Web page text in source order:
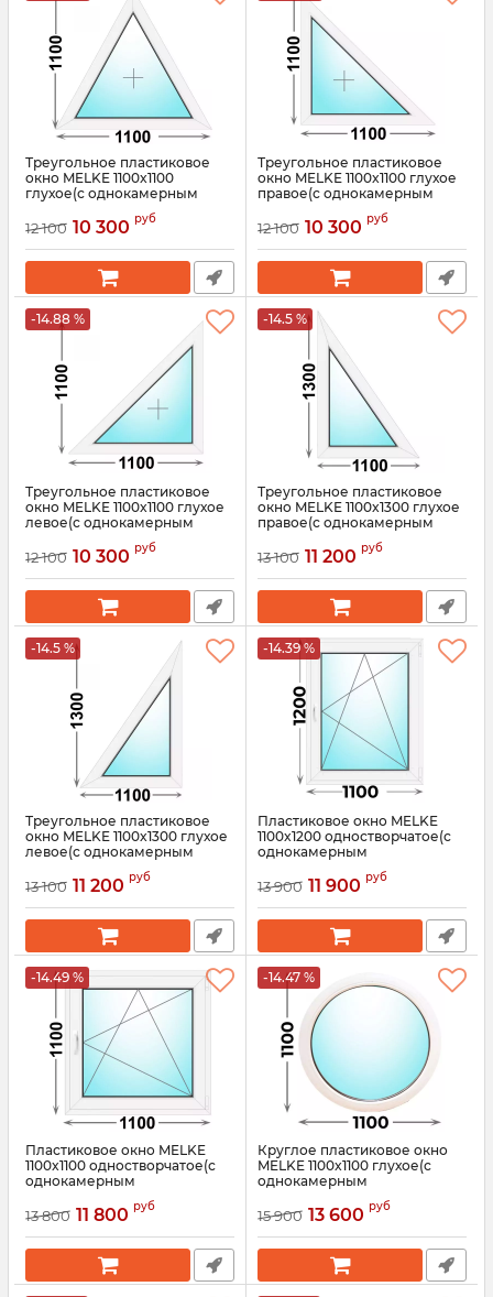
Треугольное пластиковое
окно MELKE 1100x1100
глухое(с однокамерным
Артикул: 3699
12 100 10 300 руб
Треугольное пластиковое
окно MELKE 1100x1100 глухое
правое(с однокамерным
Артикул: 3690
12 100 10 300 руб
-14.88 %
Треугольное пластиковое
окно MELKE 1100x1100 глухое
левое(с однокамерным
Артикул: 3689
12 100 10 300 руб
-14.5 %
Треугольное пластиковое
окно MELKE 1100x1300 глухое
правое(с однокамерным
Артикул: 3680
13 100 11 200 руб
-14.5 %
Треугольное пластиковое
окно MELKE 1100x1300 глухое
левое(с однокамерным
Артикул: 3679
13 100 11 200 руб
-14.39 %
Пластиковое окно MELKE
1100x1200 одностворчатое(с
однокамерным
Артикул: 3661
13 900 11 900 руб
-14.49 %
Пластиковое окно MELKE
1100x1100 одностворчатое(с
однокамерным
Артикул: 3660
13 800 11 800 руб
-14.47 %
Круглое пластиковое окно
MELKE 1100x1100 глухое(с
однокамерным
Артикул: 3621
15 900 13 600 руб